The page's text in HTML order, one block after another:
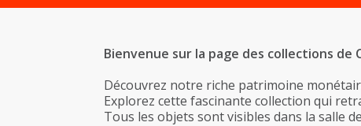
Bienvenue sur la page des collections de
Découvrez notre riche patrimoine
Explorez cette fascinante collection qui
Tous les objets sont visibles dans la salle